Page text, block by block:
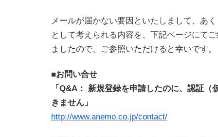
メールが届かない要因といたしまして、あ
として考えられる内容を、下記ページにて
ましたので、ご参照いただけると幸いです。
■お問い合せ
「Q&A： 新規登録を申請したのに、認証（
きません 」
http://www.anemo.co.jp/contact/